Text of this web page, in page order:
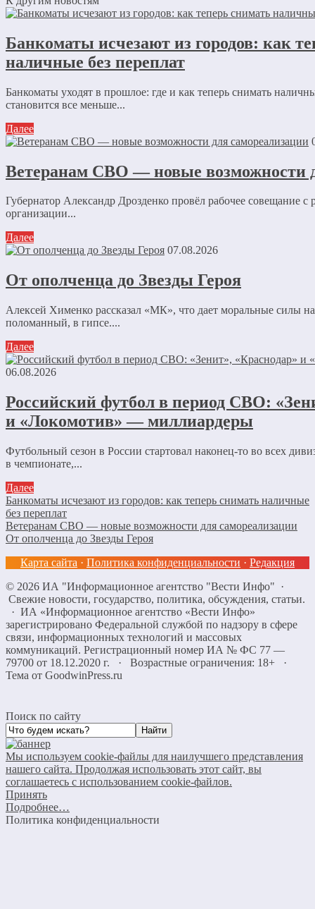
Банкоматы исчезают из городов: как
наличные без переплат
Банкоматы уходят в прошлое: где и как теперь снимать
становится все меньше...
Далее
Ветеранам СВО — новые возможности
Губернатор Александр Дрозденко провёл рабочее совещание с
организации...
Далее
07.08.2026
От ополченца до Звезды Героя
Алексей Хименко рассказал «МК», что дает моральные
поломанный, в гипсе....
Далее
06.08.2026
Российский футбол в период СВО:
и «Локомотив» — миллиардеры
Футбольный сезон в России стартовал наконец-то во всех
в чемпионате,...
Далее
Банкоматы исчезают из городов: как теперь снимать наличные
без переплат
Ветеранам СВО — новые возможности для самореализации
От ополченца до Звезды Героя
Карта сайта · Политика конфиденциальности · Редакция
© 2026 ИА "Информационное агентство "Вести Инфо" ·
Свежие новости, государство, политика, обсуждения, статьи.
· ИА «Информационное агентство «Вести Инфо»
зарегистрировано Федеральной службой по надзору в сфере
связи, информационных технологий и массовых
коммуникаций. Регистрационный номер ИА № ФС 77 —
79700 от 18.12.2020 г. · Возрастные ограничения: 18+
·
Тема от GoodwinPress.ru
Поиск по сайту
Мы используем cookie-файлы для наилучшего представления
нашего сайта. Продолжая использовать этот сайт, вы
соглашаетесь с использованием cookie-файлов.
Принять
Подробнее…
Политика конфиденциальности